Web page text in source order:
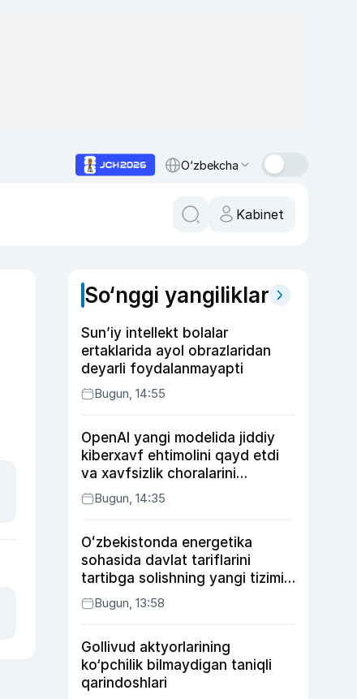
O‘zbekcha
Kabinet
So‘nggi yangiliklar
Sun’iy intellekt bolalar
ertaklarida ayol obrazlaridan
deyarli foydalanmayapti
Bugun, 14:55
OpenAI yangi modelida jiddiy
kiberxavf ehtimolini qayd etdi
va xavfsizlik choralarini
kuchaytirdi
Bugun, 14:35
Oʻzbekistonda energetika
sohasida davlat tariflarini
tartibga solishning yangi tizimi
joriy etildi
Bugun, 13:58
Gollivud aktyorlarining
ko‘pchilik bilmaydigan taniqli
qarindoshlari